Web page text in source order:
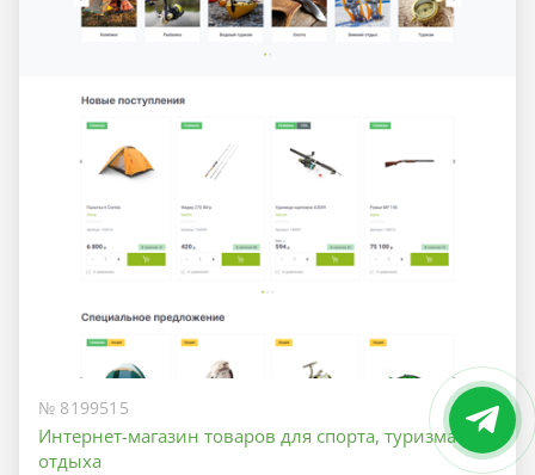
№ 8199515
Интернет-магазин товаров для спорта, туризма и
отдыха